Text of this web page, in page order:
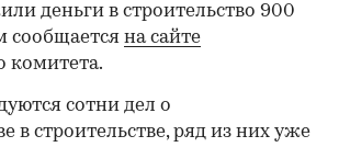
деньги в строительство 900
сообщается на сайте
комитета.
сотни дел о
в строительстве, ряд из них уже